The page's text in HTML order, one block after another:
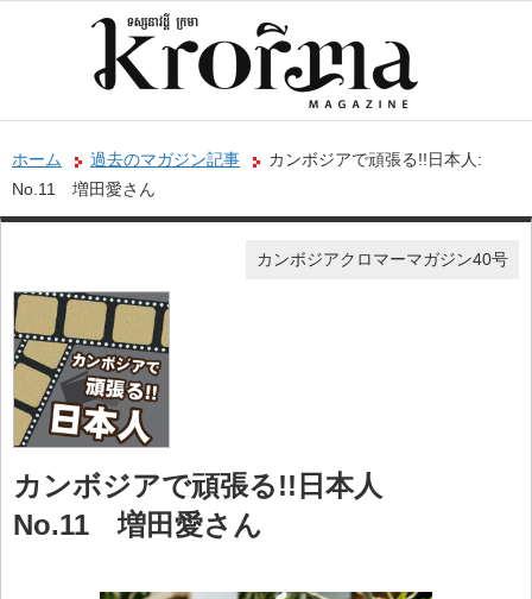
ホーム 過去のマガジン記事
カンボジアで頑張る!!日本人:
No.11 増田愛さん
カンボジアクロマーマガジン40号
カンボジアで頑張る!!日本人
No.11 増田愛さん